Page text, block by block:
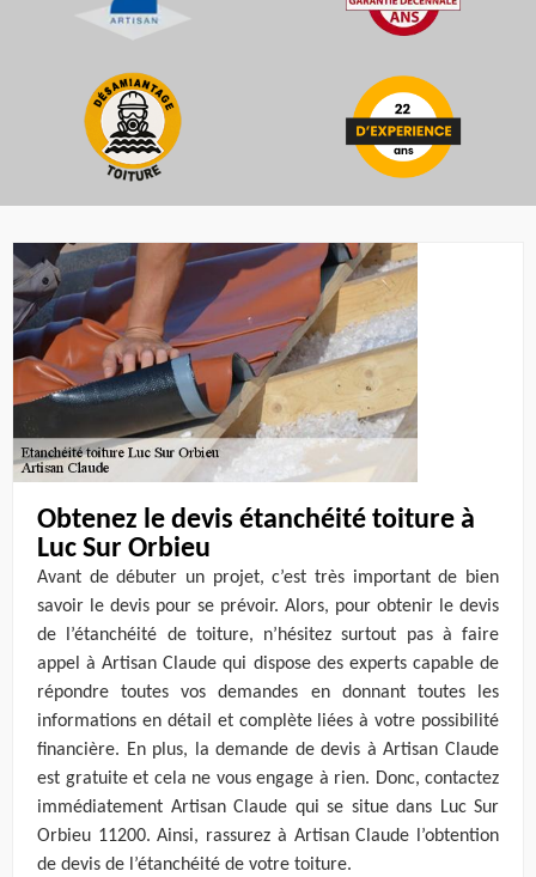
Obtenez le devis étanchéité toiture à
Luc Sur Orbieu
Avant de débuter un projet, c’est très important de bien
savoir le devis pour se prévoir. Alors, pour obtenir le devis
de l’étanchéité de toiture, n’hésitez surtout pas à faire
appel à Artisan Claude qui dispose des experts capable de
répondre toutes vos demandes en donnant toutes les
informations en détail et complète liées à votre possibilité
financière. En plus, la demande de devis à Artisan Claude
est gratuite et cela ne vous engage à rien. Donc, contactez
immédiatement Artisan Claude qui se situe dans Luc Sur
Orbieu 11200. Ainsi, rassurez à Artisan Claude l’obtention
de devis de l’étanchéité de votre toiture.